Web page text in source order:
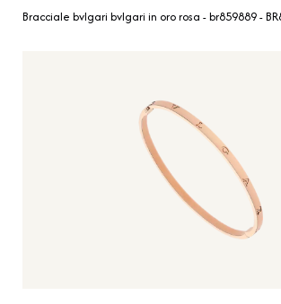
Bracciale bvlgari bvlgari in oro rosa - br859889 -